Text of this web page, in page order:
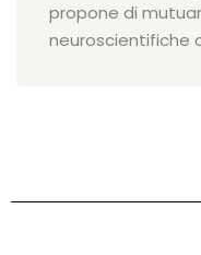
propone di
neuroscientifiche